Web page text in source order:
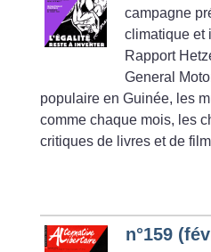
campagne
climatique et
Rapport
General
populaire en Guinée, les
comme chaque mois, les
critiques de livres et de
n°159